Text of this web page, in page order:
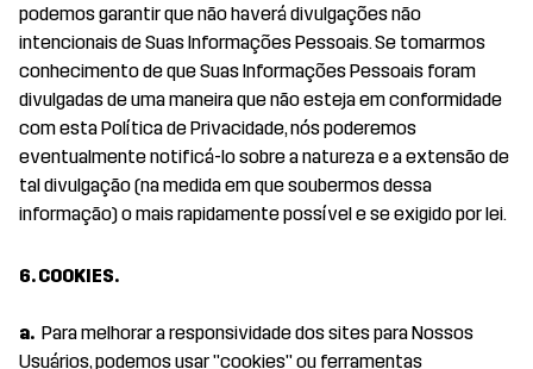
podemos garantir que não haverá divulgações não
intencionais de Suas Informações Pessoais. Se tomarmos
conhecimento de que Suas Informações Pessoais foram
divulgadas de uma maneira que não esteja em conformidade
com esta Política de Privacidade, nós poderemos
eventualmente notificá-lo sobre a natureza e a extensão de
tal divulgação (na medida em que soubermos dessa
informação) o mais rapidamente possível e se exigido por lei.
6. COOKIES.
a. Para melhorar a responsividade dos sites para Nossos
Usuários, podemos usar "cookies" ou ferramentas